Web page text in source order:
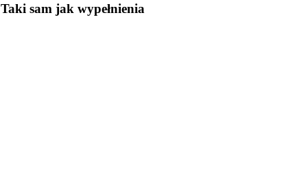
Taki sam jak wypełnienia